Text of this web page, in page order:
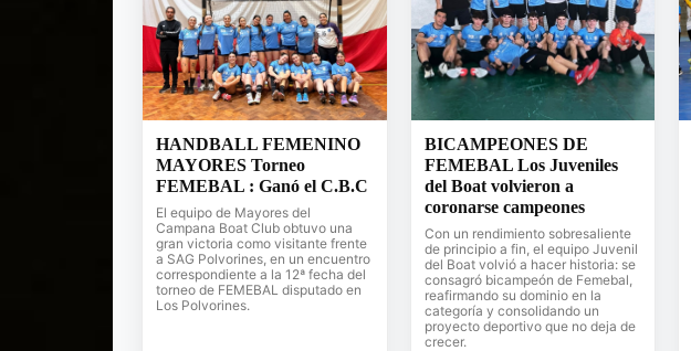
HANDBALL FEMENINO
MAYORES Torneo
FEMEBAL : Ganó el C.B.C
El equipo de Mayores del
Campana Boat Club obtuvo una
gran victoria como visitante frente
a SAG Polvorines, en un encuentro
correspondiente a la 12ª fecha del
torneo de FEMEBAL disputado en
Los Polvorines.
BICAMPEONES DE
FEMEBAL Los Juveniles
del Boat volvieron a
coronarse campeones
Con un rendimiento sobresaliente
de principio a fin, el equipo Juvenil
del Boat volvió a hacer historia: se
consagró bicampeón de Femebal,
reafirmando su dominio en la
categoría y consolidando un
proyecto deportivo que no deja de
crecer.